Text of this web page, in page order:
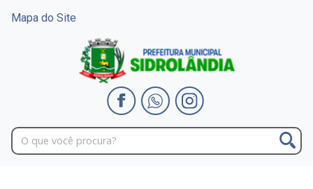
Mapa do Site